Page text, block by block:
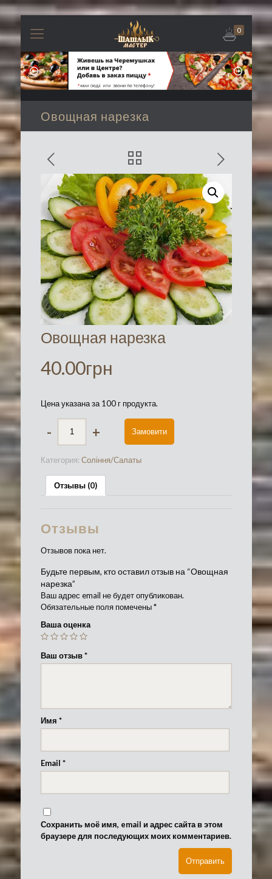
0
Овощная нарезка
Овощная нарезка
40.00грн
Цена указана за 100 г продукта.
- + Замовити
Категория: Соління/Салаты
Отзывы (0)
Отзывы
Отзывов пока нет.
Будьте первым, кто оставил отзыв на “Овощная
нарезка”
Ваш адрес email не будет опубликован.
Обязательные поля помечены*
Ваша оценка
Ваш отзыв*
Имя *
Email *
Сохранить моё имя, email и адрес сайта в этом
браузере для последующих моих комментариев.